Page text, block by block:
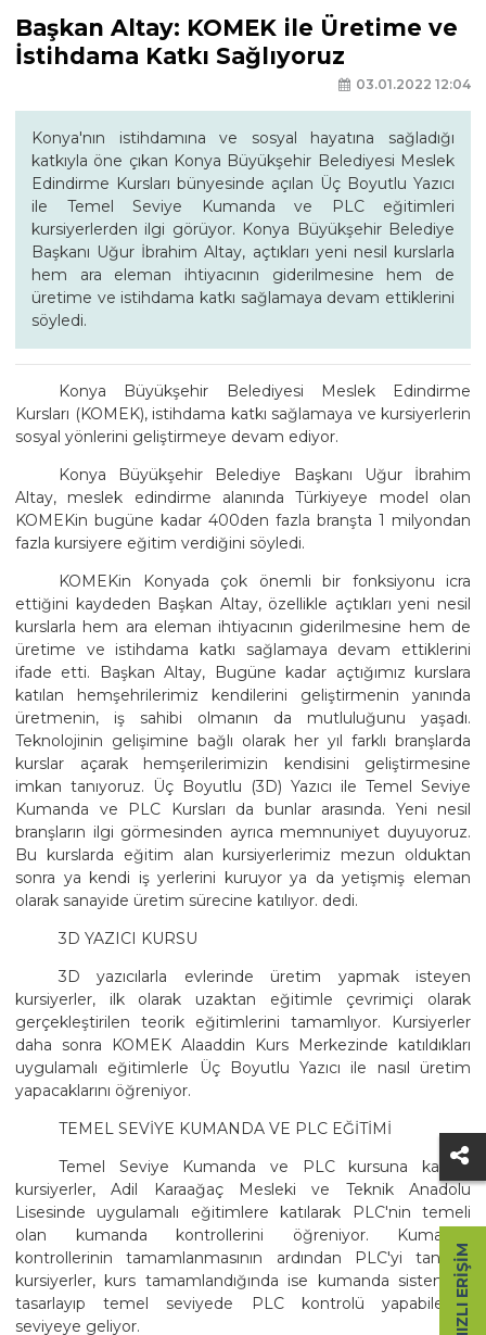
Başkan Altay: KOMEK ile Üretime ve
İstihdama Katkı Sağlıyoruz
03.01.2022 12:04
Konya'nın istihdamına ve sosyal hayatına sağladığı
katkıyla öne çıkan Konya Büyükşehir Belediyesi Meslek
Edindirme Kursları bünyesinde açılan Üç Boyutlu Yazıcı
ile Temel Seviye Kumanda ve PLC eğitimleri
kursiyerlerden ilgi görüyor. Konya Büyükşehir Belediye
Başkanı Uğur İbrahim Altay, açtıkları yeni nesil kurslarla
hem ara eleman ihtiyacının giderilmesine hem de
üretime ve istihdama katkı sağlamaya devam ettiklerini
söyledi.
Konya Büyükşehir Belediyesi Meslek Edindirme
Kursları (KOMEK), istihdama katkı sağlamaya ve kursiyerlerin
sosyal yönlerini geliştirmeye devam ediyor.
Konya Büyükşehir Belediye Başkanı Uğur İbrahim
Altay, meslek edindirme alanında Türkiyeye model olan
KOMEKin bugüne kadar 400den fazla branşta 1 milyondan
fazla kursiyere eğitim verdiğini söyledi.
KOMEKin Konyada çok önemli bir fonksiyonu icra
ettiğini kaydeden Başkan Altay, özellikle açtıkları yeni nesil
kurslarla hem ara eleman ihtiyacının giderilmesine hem de
üretime ve istihdama katkı sağlamaya devam ettiklerini
ifade etti. Başkan Altay, Bugüne kadar açtığımız kurslara
katılan hemşehrilerimiz kendilerini geliştirmenin yanında
üretmenin, iş sahibi olmanın da mutluluğunu yaşadı.
Teknolojinin gelişimine bağlı olarak her yıl farklı branşlarda
kurslar açarak hemşerilerimizin kendisini geliştirmesine
imkan tanıyoruz. Üç Boyutlu (3D) Yazıcı ile Temel Seviye
Kumanda ve PLC Kursları da bunlar arasında. Yeni nesil
branşların ilgi görmesinden ayrıca memnuniyet duyuyoruz.
Bu kurslarda eğitim alan kursiyerlerimiz mezun olduktan
sonra ya kendi iş yerlerini kuruyor ya da yetişmiş eleman
olarak sanayide üretim sürecine katılıyor. dedi.
3D YAZICI KURSU
3D yazıcılarla evlerinde üretim yapmak isteyen
kursiyerler, ilk olarak uzaktan eğitimle çevrimiçi olarak
gerçekleştirilen teorik eğitimlerini tamamlıyor. Kursiyerler
daha sonra KOMEK Alaaddin Kurs Merkezinde katıldıkları
uygulamalı eğitimlerle Üç Boyutlu Yazıcı ile nasıl üretim
yapacaklarını öğreniyor.
TEMEL SEVİYE KUMANDA VE PLC EĞİTİMİ
Temel Seviye Kumanda ve PLC kursuna katılan
kursiyerler, Adil Karaağaç Mesleki ve Teknik Anadolu
Lisesinde uygulamalı eğitimlere katılarak PLC'nin temeli
olan kumanda kontrollerini öğreniyor. Kumanda
kontrollerinin tamamlanmasının ardından PLC'yi tanıyan
kursiyerler, kurs tamamlandığında ise kumanda sistemleri
tasarlayıp temel seviyede PLC kontrolü yapabilecek
seviyeye geliyor.
HIZLI ERIŞIM